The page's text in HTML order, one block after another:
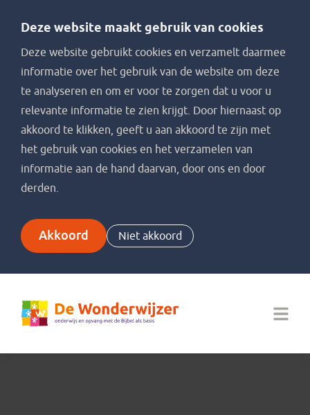
Deze website maakt gebruik van cookies
Deze website gebruikt cookies en verzamelt daarmee
informatie over het gebruik van de website om deze
te analyseren en om er voor te zorgen dat u voor u
relevante informatie te zien krijgt. Door hiernaast op
akkoord te klikken, geeft u aan akkoord te zijn met
het gebruik van cookies en het verzamelen van
informatie aan de hand daarvan, door ons en door
derden.
Akkoord Niet akkoord